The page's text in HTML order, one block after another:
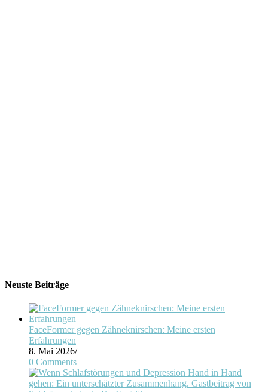
Neuste Beiträge
FaceFormer gegen Zähneknirschen: Meine ersten
Erfahrungen
8. Mai 2026/
0 Comments